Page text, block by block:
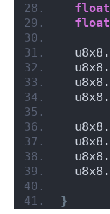
float
float
  u8x8.
  u8x8.
  u8x8.
  u8x8.
  u8x8.
  u8x8.
  u8x8.
  u8x8.
}